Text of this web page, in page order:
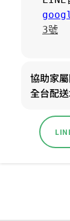
3號
協助家
全台配